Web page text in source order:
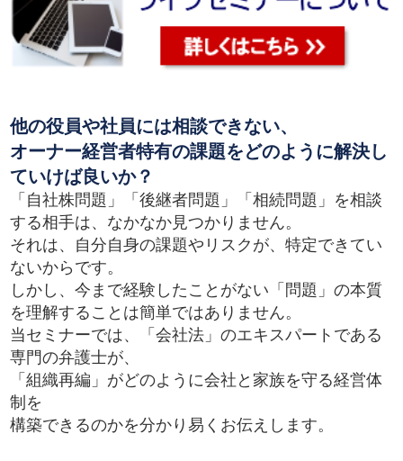
他の役員や社員には相談できない、
オーナー経営者特有の課題をどのように解決し
ていけば良いか？
「自社株問題」「後継者問題」「相続問題」を相談
する相手は、なかなか見つかりません。
それは、自分自身の課題やリスクが、特定できてい
ないからです。
しかし、今まで経験したことがない「問題」の本質
を理解することは簡単ではありません。
当セミナーでは、「会社法」のエキスパートである
専門の弁護士が、
「組織再編」がどのように会社と家族を守る経営体
制を
構築できるのかを分かり易くお伝えします。